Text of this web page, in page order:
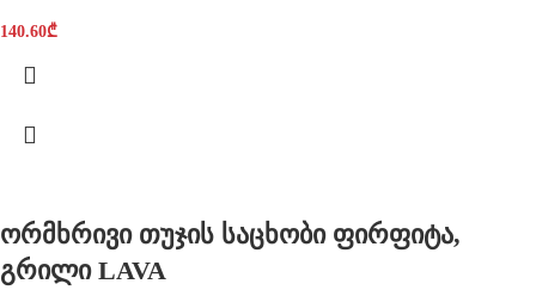
140.60₾
ორმხრივი თუჯის საცხობი ფირფიტა,
გრილი LAVA